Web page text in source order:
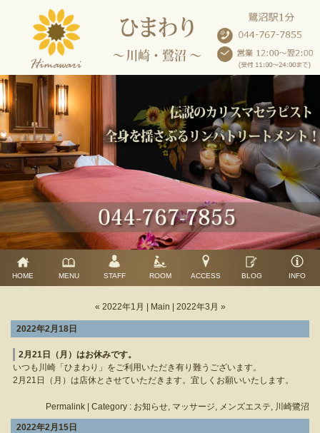
HOME MENU STAFF ROOM ACCESS BLOG INFO
« 2022年1月 Main 2022年3月 »
2022年2月18日
2月21日（月）はお休みです。
いつも川崎「ひまわり」をご利用いただき有り難うございます。
2月21日（月）は店休とさせていただきます。宜しくお願いいたします。
Permalink | Category : お知らせ, マッサージ, メンズエステ, 川崎鷺沼
2022年2月15日